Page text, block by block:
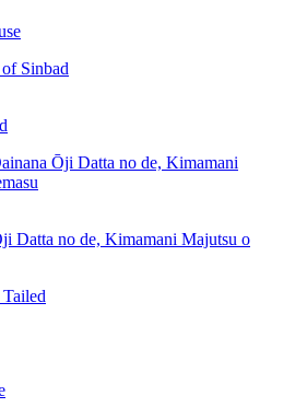
Datta no de, Kimamani Majutsu o